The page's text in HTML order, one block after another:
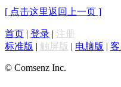
[ 点击这里返回上一页 ]
首页 | 登录 | 注册
标准版 | 触屏版 | 电脑版 |
© Comsenz Inc.